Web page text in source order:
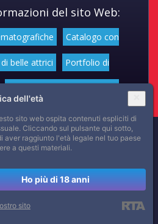
del sito Web:
Catalogo con
belle attrici Portfolio di
responsabilità: tutti i membri e le
su questo sito hanno almeno 18
anni.
Keeping Requirements Compliance
prima di pubblicare foto, video o
tutte le opportune verifiche al fine
di circolazione e non violare i
dell'età
sito web ospita contenuti espliciti di
Cliccando sul pulsante qui sotto,
aver raggiunto l'età legale nel tuo paese
a questi materiali.
Ho più di 18 anni
sito